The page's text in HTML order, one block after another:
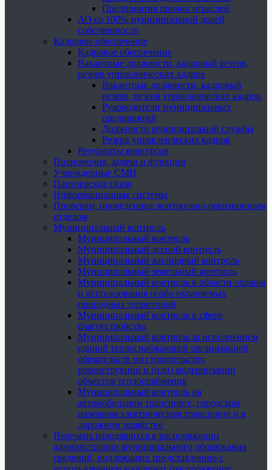
Предприятия прочих отраслей
АО со 100% муниципальной долей
собственности
Кадровое обеспечение
Кадровое обеспечение
Вакантные должности, кадровый резерв,
резерв управленческих кадров
Вакантные должности, кадровый
резерв, резерв управленческих кадров
Руководители муниципальных
предприятий
Должности муниципальной службы
Резерв управленческих кадров
Результаты конкурсов
Полномочия, задачи и функции
Учрежденные СМИ
Партнерские связи
Информационные системы
Проверки, проведенные контрольно-ревизионным
отделом
Муниципальный контроль
Муниципальный контроль
Муниципальный лесной контроль
Муниципальный жилищный контроль
Муниципальный земельный контроль
Муниципальный контроль в области охраны
и использования особо охраняемых
природных территорий
Муниципальный контроль в сфере
благоустройства
Муниципальный контроль за исполнением
единой теплоснабжающей организацией
обязательств по строительству,
реконструкции и (или) модернизации
объектов теплоснабжения
Муниципальный контроль на
автомобильном транспорте, городском
наземном электрическом транспорте и в
дорожном хозяйстве
Перечень находящихся в распоряжении
администрации муниципального образования
сведений, подлежащих представлению с